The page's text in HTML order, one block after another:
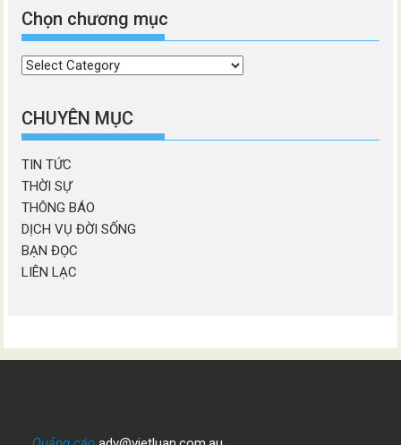
Chọn chương mục
Chọn
mục
CHUYÊN MỤC
TIN TỨC
THỜI SỰ
THÔNG BÁO
DỊCH VỤ ĐỜI SỐNG
BẠN ĐỌC
LIÊN LẠC